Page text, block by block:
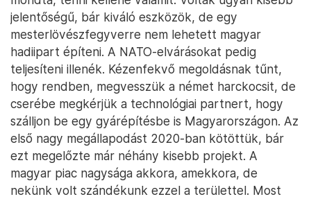
jelentőségű, bár kiváló eszközök, de egy
mesterlövészfegyverre nem lehetett magyar
hadiipart építeni. A NATO-elvárásokat pedig
teljesíteni illenék. Kézenfekvő megoldásnak tűnt,
hogy rendben, megvesszük a német harckocsit, de
cserébe megkérjük a technológiai partnert, hogy
szálljon be egy gyárépítésbe is Magyarországon. Az
első nagy megállapodást 2020-ban kötöttük, bár
ezt megelőzte már néhány kisebb projekt. A
magyar piac nagysága akkora, amekkora, de
nekünk volt szándékunk ezzel a területtel. Most